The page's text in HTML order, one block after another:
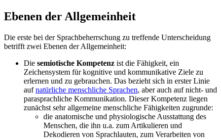
Ebenen der Allgemeinheit
Die erste bei der Sprachbeherrschung zu treffende Unterscheidung
betrifft zwei Ebenen der Allgemeinheit:
Die semiotische Kompetenz ist die Fähigkeit, ein
Zeichensystem für kognitive und kommunikative Ziele zu
erlernen und zu gebrauchen. Das bezieht sich in erster Linie
aufnatürliche menschliche Sprachen, aber auch auf nicht- und
parasprachliche Kommunikation. Dieser Kompetenz liegen
zunächst sehr allgemeine menschliche Fähigkeiten zugrunde:
die anatomische und physiologische Ausstattung des
Menschen, die ihn u.a. zum Artikulieren und
Dekodieren von Sprachlauten, zum Verarbeiten von